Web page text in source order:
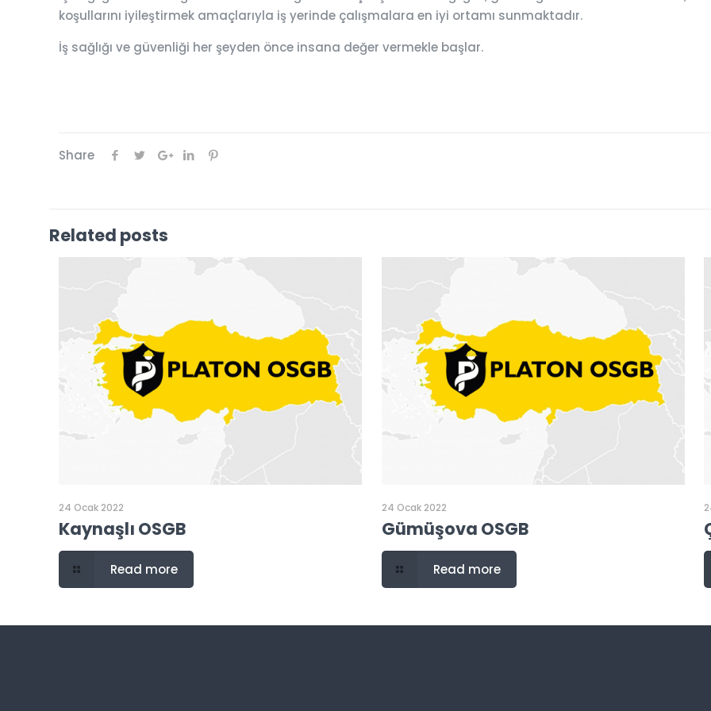
koşullarını iyileştirmek amaçlarıyla iş yerinde çalışmalara en iyi ortamı sunmaktadır.
İş sağlığı ve güvenliği her şeyden önce insana değer vermekle başlar.
Share
Related posts
24 Ocak 2022
Kaynaşlı OSGB
Read more
24 Ocak 2022
Gümüşova OSGB
Read more